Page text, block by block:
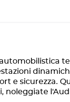
e sicurezza.
noleggiate